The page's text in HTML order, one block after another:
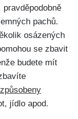
pachů.
osázených
se zbavit
budete mít
jídlo apod.